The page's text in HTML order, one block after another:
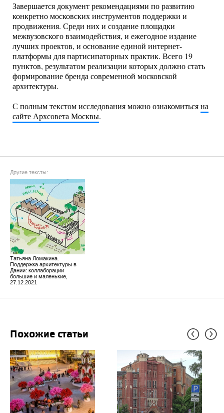
Завершается документ рекомендациями по развитию
конкретно московских инструментов поддержки и
продвижения. Среди них и создание площадки
межвузовского взаимодействия, и ежегодное издание
лучших проектов, и основание единой интернет-
платформы для партисипаторных практик. Всего 19
пунктов, результатом реализации которых должно стать
формирование бренда современной московской
архитектуры.
С полным текстом исследования можно ознакомитьсяна
сайте Архсовета Москвы.
Другие тексты:
Татьяна Ломакина.
Поддержка архитектуры в
Дании: коллаборации
большие и маленькие,
27.12.2021
Похожие статьи